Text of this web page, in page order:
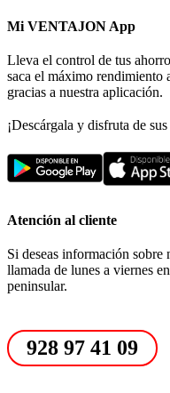
Mi VENTAJON App
Lleva el control de tus
saca el máximo rendimiento
gracias a nuestra aplicación.
¡Descárgala y disfruta de
Atención al cliente
Si deseas información sobre
llamada de lunes a viernes
peninsular.
928 97 41 09